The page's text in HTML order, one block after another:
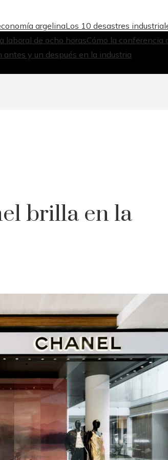
argelinaLos 10 desastres
laboral de ocho horasCómo la conferencia
antes y un después en la industria
brilla en la